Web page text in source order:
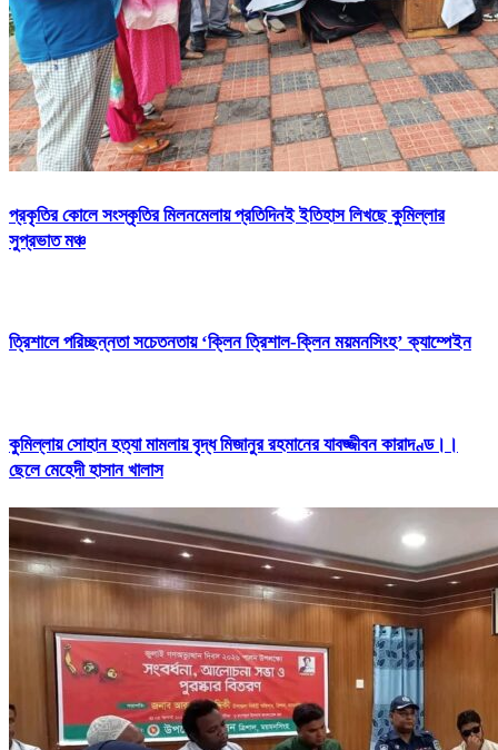
প্রকৃতির কোলে সংস্কৃতির মিলনমেলায় প্রতিদিনই ইতিহাস লিখছে কুমিল্লার
সুপ্রভাত মঞ্চ
ত্রিশালে পরিচ্ছন্নতা সচেতনতায় ‘ক্লিন ত্রিশাল-ক্লিন ময়মনসিংহ’ ক্যাম্পেইন
কুমিল্লায় সোহান হত্যা মামলায় বৃদ্ধ মিজানুর রহমানের যাবজ্জীবন কারাদণ্ড।।
ছেলে মেহেদী হাসান খালাস